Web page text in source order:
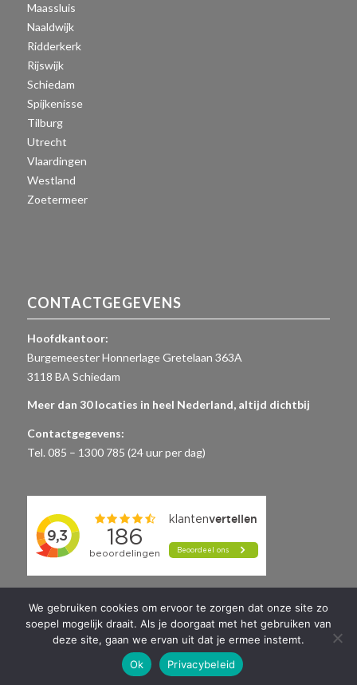
Maassluis
Naaldwijk
Ridderkerk
Rijswijk
Schiedam
Spijkenisse
Tilburg
Utrecht
Vlaardingen
Westland
Zoetermeer
CONTACTGEGEVENS
Hoofdkantoor:
Burgemeester Honnerlage Gretelaan 363A
3118 BA Schiedam
Meer dan 30 locaties in heel Nederland, altijd dichtbij
Contactgegevens:
Tel. 085 – 1300 785 (24 uur per dag)
© Copyright 2014-2019 Begrafenisondernemer
We gebruiken cookies om ervoor te zorgen dat onze site zo
soepel mogelijk draait. Als je doorgaat met het gebruiken van
deze site, gaan we ervan uit dat je ermee instemt.
Ok
Privacybeleid